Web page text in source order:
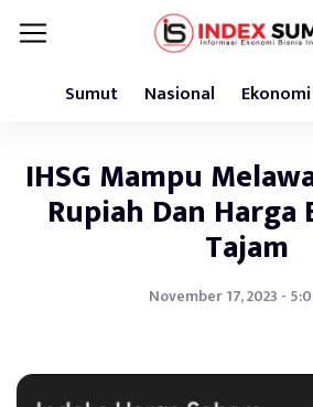
Sumut Nasional Ekonomi
IHSG Mampu
Rupiah Dan Harga
Tajam
November 17, 2023 -